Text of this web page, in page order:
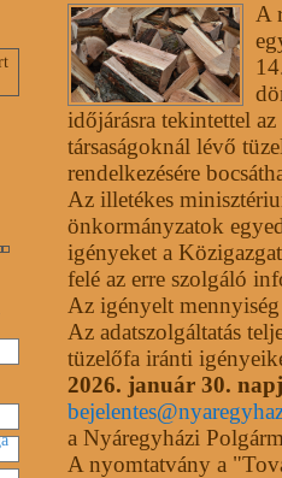
A
időjárásra tekintettel
társaságoknál lévő
rendelkezésére
Az illetékes
önkormányzatok
igényeket a
felé az erre szolgáló
Az igényelt
Az adatszolgáltatás
tüzelőfa iránti
2026. január 30.
a Nyáregyházi
A nyomtatvány a